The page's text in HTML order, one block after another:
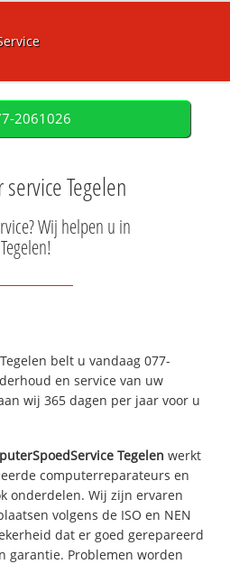
2061026
Tegelen
Wij helpen u in
Tegelen!
belt u vandaag 077-
en service van uw
wij 365 dagen per jaar voor u
Tegelen werkt
computerreparateurs en
onderdelen. Wij zijn ervaren
volgens de ISO en NEN
dat er goed gerepareerd
garantie. Problemen worden